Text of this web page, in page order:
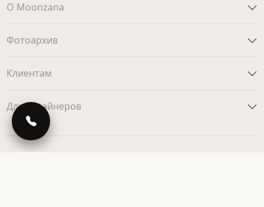
О Moonzana
Фотоархив
Клиентам
Для дизайнеров